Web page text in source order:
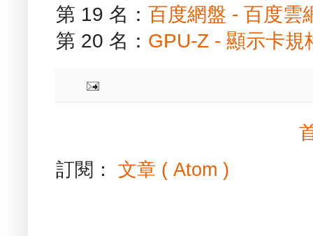
第 19 名： 百度網盤 - 百度雲
第 20 名： GPU-Z - 顯示卡規
訂閱： 文章 ( Atom )